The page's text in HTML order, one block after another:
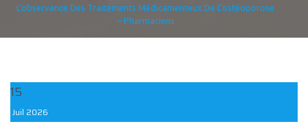
L’observance Des Traitements Médicamenteux De L’ostéoporose
– Pharmaciens
15
Juil 2026